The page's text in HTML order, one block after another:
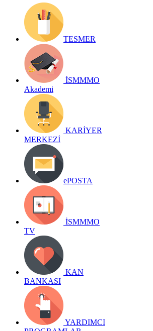
TESMER
İSMMMO
Akademi
KARİYER
MERKEZİ
ePOSTA
İSMMMO
TV
KAN
BANKASI
YARDIMCI